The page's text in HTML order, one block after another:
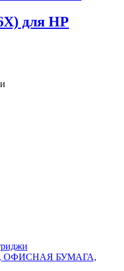
для HP
ОФИСНАЯ БУМАГА,